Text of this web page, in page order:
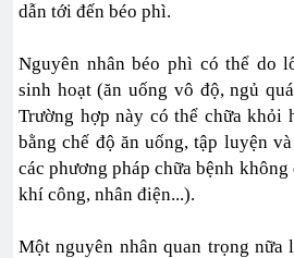
dẫn tới đến béo phì.
Nguyên nhân béo phì có thể do
sinh hoạt (ăn uống vô độ, ngủ
Trường hợp này có thể chữa khỏi
bằng chế độ ăn uống, tập luyện
các phương pháp chữa bệnh
khí công, nhân điện...).
Một nguyên nhân quan trọng